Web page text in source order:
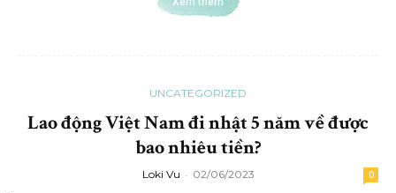
UNCATEGORIZED
Lao động Việt Nam đi nhật 5 năm về được
bao nhiêu tiền?
Loki Vu - 02/06/2023 0